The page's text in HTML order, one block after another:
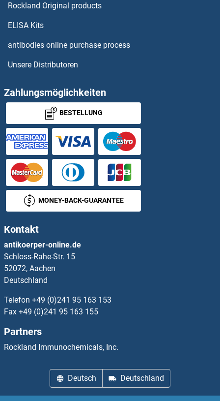
OXA1L Antikörper
OXCT1 Antikörper
OXCT2 Antikörper
OXER1 Antikörper
Oxidative-Stress Responsive 1 Antikörper
OxLDL Antikörper
OXM Antikörper
OXNAD1 Antikörper
OXR1 Antikörper
OXSM Antikörper
OXT Antikörper
Oxytocin Antikörper
Oxytocin Receptor Antikörper
P-Selectin Antikörper
Rockland Original products
ELISA Kits
antibodies online purchase process
Unsere Distributoren
Zahlungsmöglichkeiten
BESTELLUNG
MONEY-BACK-GUARANTEE
Kontakt
antikoerper-online.de
Schloss-Rahe-Str. 15
52072, Aachen
Deutschland
Telefon +49 (0)241 95 163 153
Fax +49 (0)241 95 163 155
Partners
Rockland Immunochemicals, Inc.
Deutsch Deutschland